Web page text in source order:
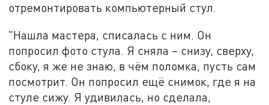
отремонтировать компьютерный стул.
"Нашла мастера, списалась с ним. Он
попросил фото стула. Я сняла – снизу, сверху,
сбоку, я же не знаю, в чём поломка, пусть сам
посмотрит. Он попросил ещё снимок, где я на
стуле сижу. Я удивилась, но сделала,